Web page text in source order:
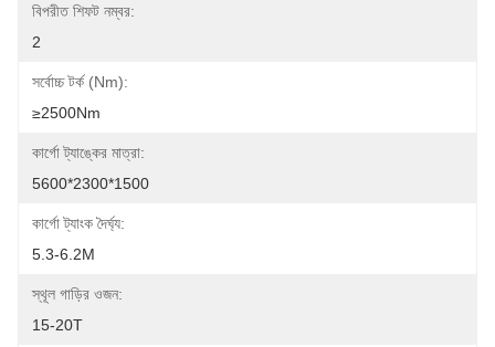
বিপরীত শিফট নম্বর:
2
সর্বোচ্চ টর্ক (Nm):
≥2500Nm
কার্গো ট্যাঙ্কের মাত্রা:
5600*2300*1500
কার্গো ট্যাংক দৈর্ঘ্য:
5.3-6.2M
স্থূল গাড়ির ওজন:
15-20T